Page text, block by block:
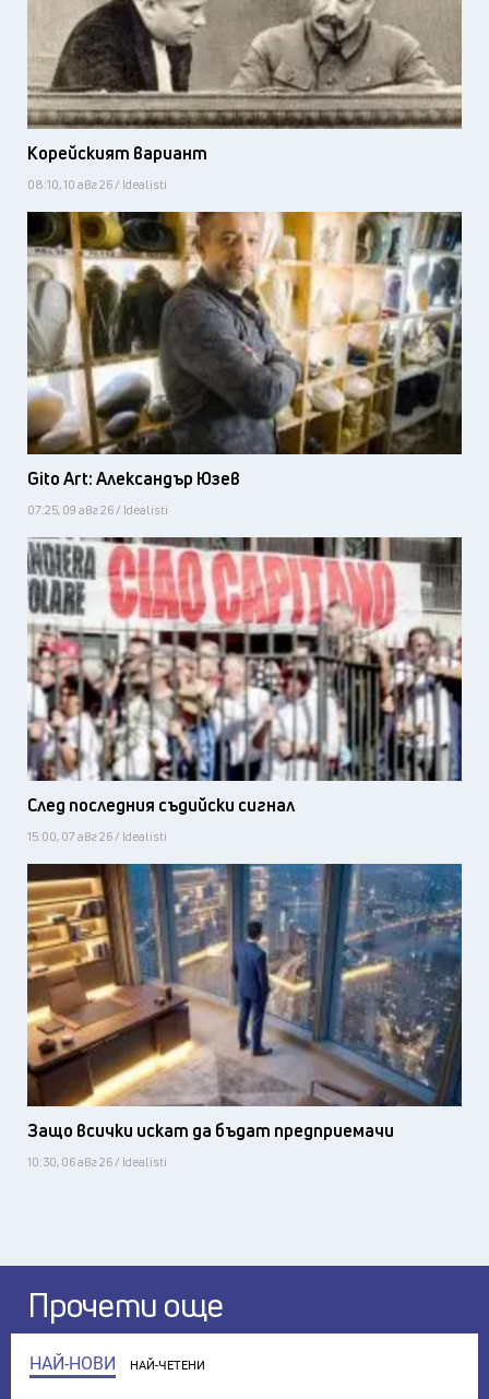
Корейският вариант
08:10, 10 авг 26 / Idealisti
Gito Art: Александър Юзев
07:25, 09 авг 26 / Idealisti
След последния съдийски сигнал
15:00, 07 авг 26 / Idealisti
Защо всички искат да бъдат предприемачи
10:30, 06 авг 26 / Idealisti
Прочети още
НАЙ-НОВИ НАЙ-ЧЕТЕНИ